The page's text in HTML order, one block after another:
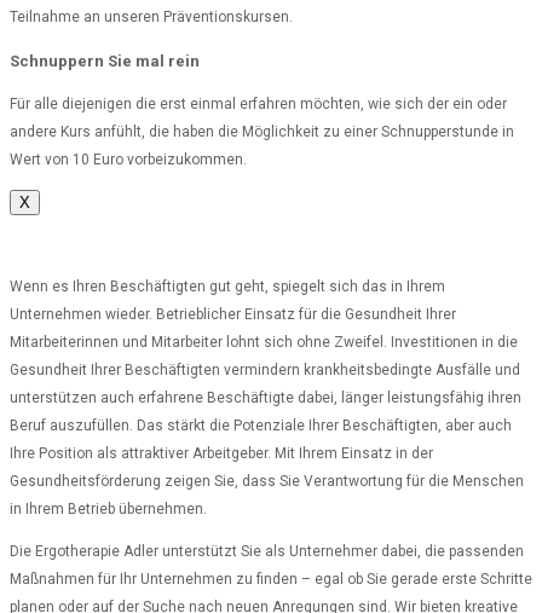
Teilnahme an unseren Präventionskursen.
Schnuppern Sie mal rein
Für alle diejenigen die erst einmal erfahren möchten, wie sich der ein oder
andere Kurs anfühlt, die haben die Möglichkeit zu einer Schnupperstunde in
Wert von 10 Euro vorbeizukommen.
X
Wenn es Ihren Beschäftigten gut geht, spiegelt sich das in Ihrem
Unternehmen wieder. Betrieblicher Einsatz für die Gesundheit Ihrer
Mitarbeiterinnen und Mitarbeiter lohnt sich ohne Zweifel. Investitionen in die
Gesundheit Ihrer Beschäftigten vermindern krankheitsbedingte Ausfälle und
unterstützen auch erfahrene Beschäftigte dabei, länger leistungsfähig ihren
Beruf auszufüllen. Das stärkt die Potenziale Ihrer Beschäftigten, aber auch
Ihre Position als attraktiver Arbeitgeber. Mit Ihrem Einsatz in der
Gesundheitsförderung zeigen Sie, dass Sie Verantwortung für die Menschen
in Ihrem Betrieb übernehmen.
Die Ergotherapie Adler unterstützt Sie als Unternehmer dabei, die passenden
Maßnahmen für Ihr Unternehmen zu finden – egal ob Sie gerade erste Schritte
planen oder auf der Suche nach neuen Anregungen sind. Wir bieten kreative